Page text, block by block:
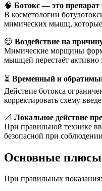
🧠 Ботокс — это препарат
В косметологии
мимических мышц, которые
😌 Воздействие на
Мимические морщины
мышцей перестаёт
⏳ Временный и
Действие ботокса
корректировать схему
📐 Локальное действие
При правильной технике
безопасной при
Основные плюсы
При правильных